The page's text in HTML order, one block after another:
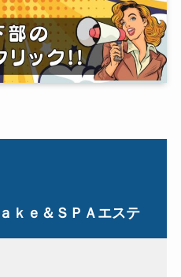
ｋｅ＆ＳＰＡエステ